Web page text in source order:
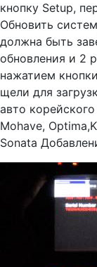
кнопку Setup,
Обновить
должна быть
обновления и 2
нажатием
щели для
авто
Mohave,
Sonata